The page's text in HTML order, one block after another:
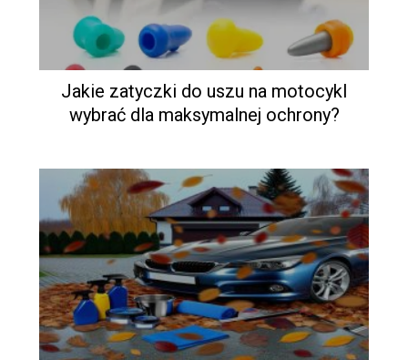
Jakie zatyczki do uszu na motocykl
wybrać dla maksymalnej ochrony?